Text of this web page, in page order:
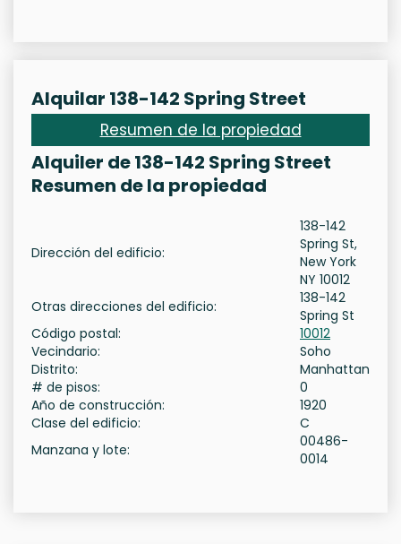
Alquilar 138-142 Spring Street
Resumen de la propiedad
Alquiler de 138-142 Spring Street
Resumen de la propiedad
Dirección del edificio:
138-142
Spring St,
New York
NY 10012
Otras direcciones del edificio:
138-142
Spring St
Código postal:
10012
Vecindario:
Soho
Distrito:
Manhattan
# de pisos:
0
Año de construcción:
1920
Clase del edificio:
C
Manzana y lote:
00486-
0014